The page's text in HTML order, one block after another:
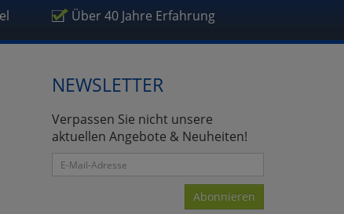
Über 40 Jahre Erfahrung
NEWSLETTER
Verpassen Sie nicht unsere
aktuellen Angebote & Neuheiten!
Abonnieren
(Seitenende)